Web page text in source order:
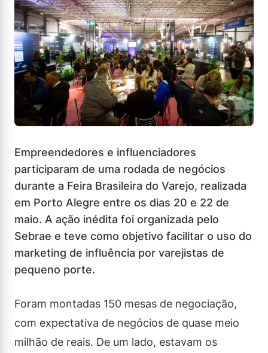
Empreendedores e influenciadores
participaram de uma rodada de negócios
durante a Feira Brasileira do Varejo, realizada
em Porto Alegre entre os dias 20 e 22 de
maio. A ação inédita foi organizada pelo
Sebrae e teve como objetivo facilitar o uso do
marketing de influência por varejistas de
pequeno porte.
Foram montadas 150 mesas de negociação,
com expectativa de negócios de quase meio
milhão de reais. De um lado, estavam os